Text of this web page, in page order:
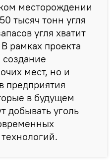
месторождении
тысяч тонн угля
угля хватит
рамках проекта
создание
мест, но и
предприятия
в будущем
добывать уголь